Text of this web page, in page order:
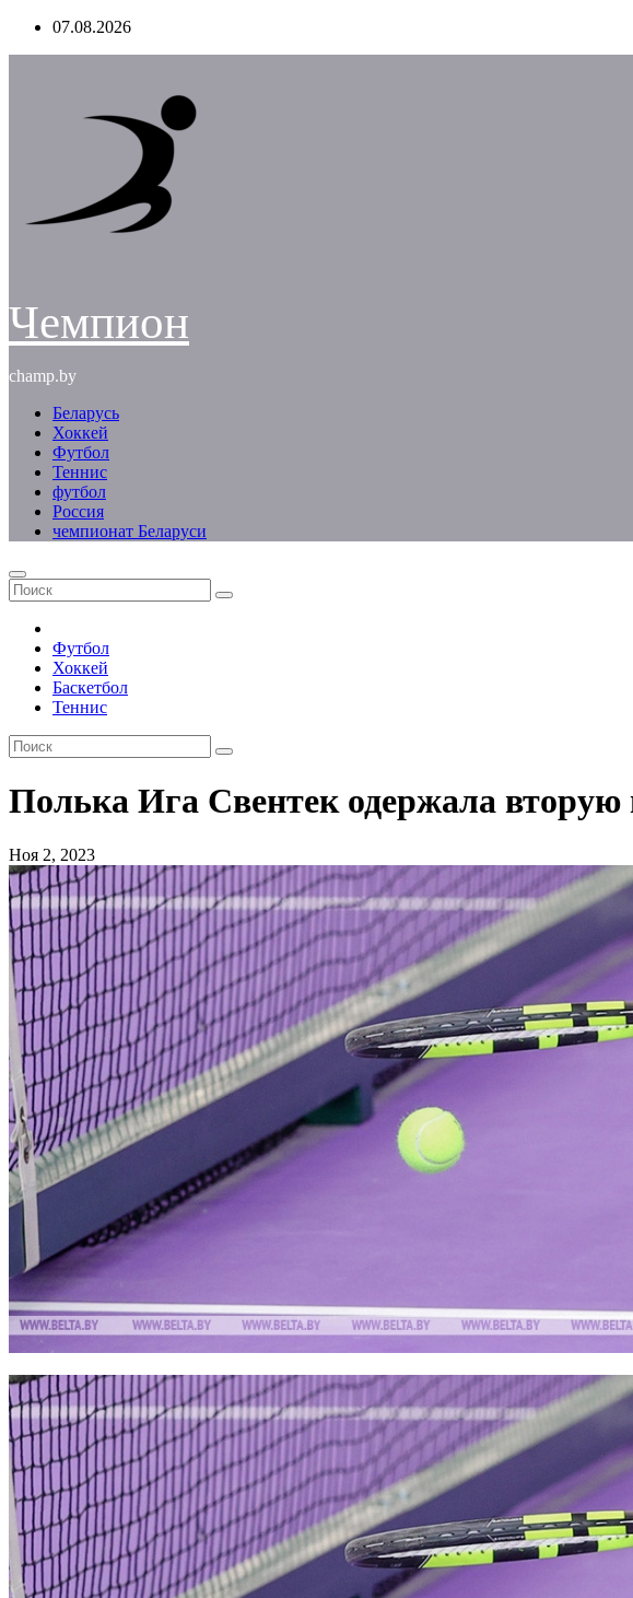
Перейти07.08.2026
Чемпион
champ.by
Беларусь
Хоккей
Футбол
Теннис
футбол
Россия
чемпионат Беларуси
Футбол
Хоккей
Баскетбол
Теннис
Полька Ига Свентек одержала вторую
Ноя 2, 2023